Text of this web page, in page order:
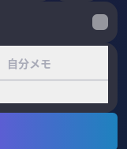
自分メモ